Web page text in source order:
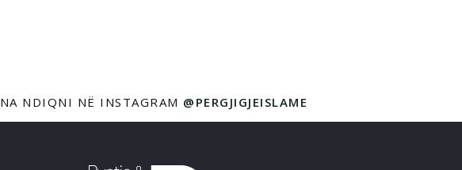
NA NDIQNI NË INSTAGRAM @PERGJIGJEISLAME